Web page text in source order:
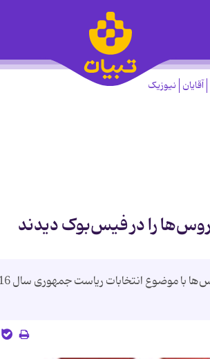
آقایان نیوزیک